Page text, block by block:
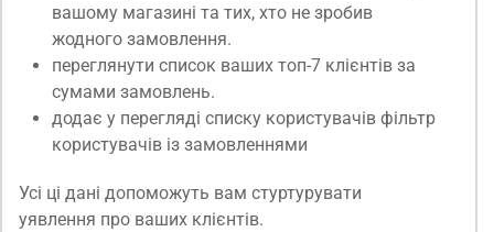
вашому магазині та тих, хто не зробив
жодного замовлення.
переглянути список ваших топ-7 клієнтів за
сумами замовлень.
додає у перегляді списку користувачів фільтр
користувачів із замовленнями
Усі ці дані допоможуть вам стуртурувати
уявлення про ваших клієнтів.